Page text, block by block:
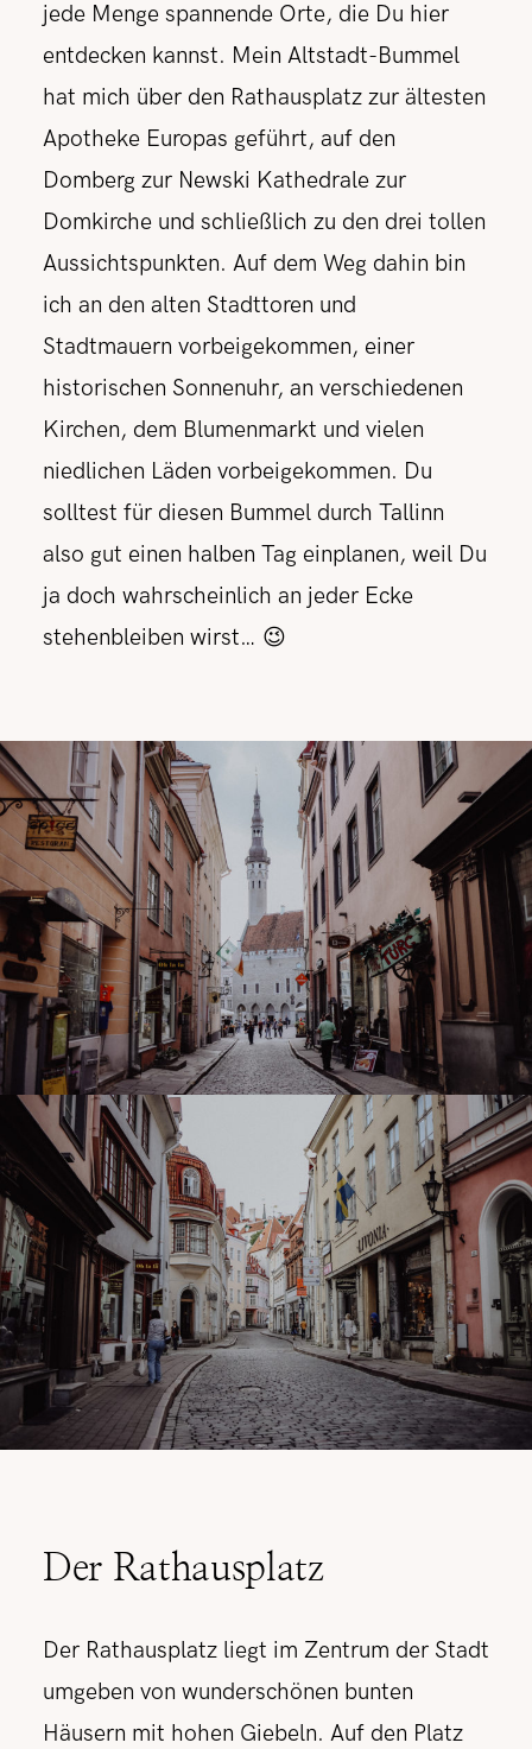
jede Menge spannende Orte, die Du hier
entdecken kannst. Mein Altstadt-Bummel
hat mich über den Rathausplatz zur ältesten
Apotheke Europas geführt, auf den
Domberg zur Newski Kathedrale zur
Domkirche und schließlich zu den drei tollen
Aussichtspunkten. Auf dem Weg dahin bin
ich an den alten Stadttoren und
Stadtmauern vorbeigekommen, einer
historischen Sonnenuhr, an verschiedenen
Kirchen, dem Blumenmarkt und vielen
niedlichen Läden vorbeigekommen. Du
solltest für diesen Bummel durch Tallinn
also gut einen halben Tag einplanen, weil Du
ja doch wahrscheinlich an jeder Ecke
stehenbleiben wirst… 😉
Der Rathausplatz
Der Rathausplatz liegt im Zentrum der Stadt
umgeben von wunderschönen bunten
Häusern mit hohen Giebeln. Auf den Platz